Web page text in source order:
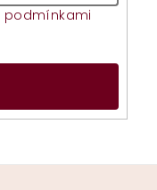
podmínkami